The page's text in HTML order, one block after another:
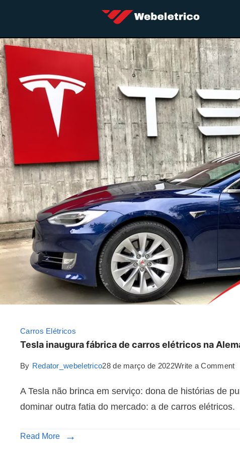
Carros Elétricos
Tesla inaugura fábrica de carros elétricos na
By Redator_webeletrico28 de março de 2022Write a Comment
A Tesla não brinca em serviço: dona de histórias de
dominar outra fatia do mercado: a de carros elétricos.
Read More